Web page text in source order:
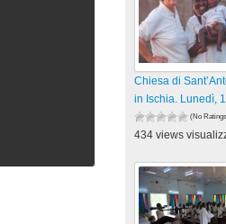
Chiesa di
in Ischia. Lunedì,
(No
434 views